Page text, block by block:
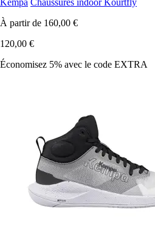
Kempa Chaussures indoor Kourtfly
À partir de 160,00 €
120,00 €
Économisez 5% avec le code EXTRA